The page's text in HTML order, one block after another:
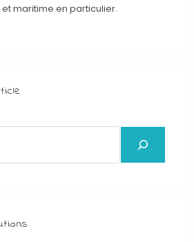
maritime en particulier.